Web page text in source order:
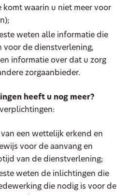
komt waarin u niet meer voor
weten alle informatie die
voor de dienstverlening,
informatie over dat u zorg
zorgaanbieder.
heeft u nog meer?
een wettelijk erkend en
voor de aanvang en
van de dienstverlening;
weten de inlichtingen die
die nodig is voor de